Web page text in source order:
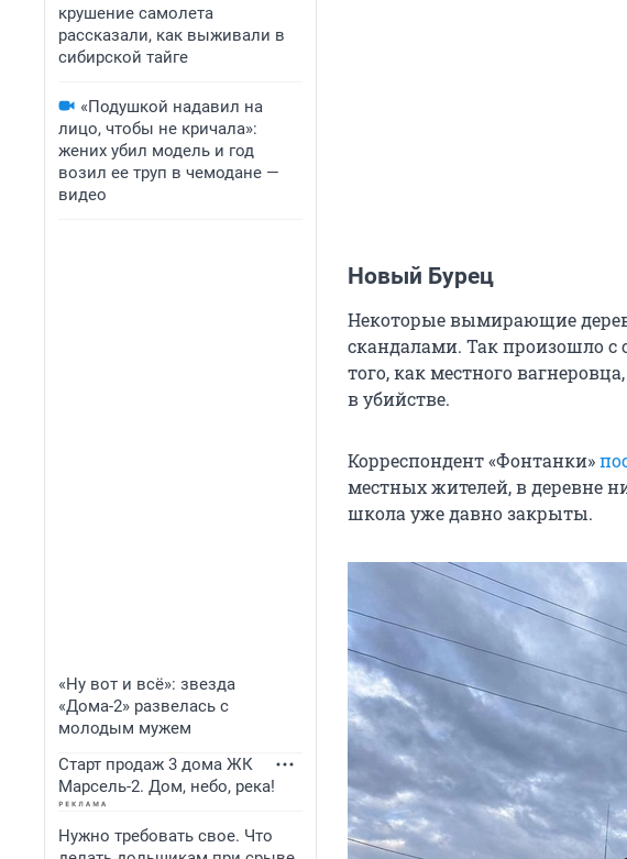
крушение самолета
рассказали, как выживали в
сибирской тайге
«Подушкой надавил на
лицо, чтобы не кричала»:
жених убил модель и год
возил ее труп в чемодане —
видео
«Ну вот и всё»: звезда
«Дома-2» развелась с
молодым мужем
Старт продаж 3 дома ЖК
Марсель-2. Дом, небо, река!
Нужно требовать свое. Что
Новый Бурец
Некоторые вымирающие
скандалами. Так произошло с
того, как местного
в убийстве.
Корреспондент «Фонтанки»
местных жителей, в деревне
школа уже давно закрыты.